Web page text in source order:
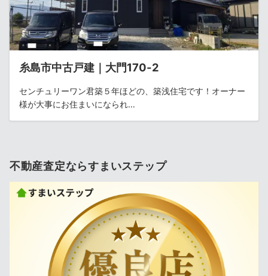
糸島市中古戸建｜大門170-2
センチュリーワン君築５年ほどの、築浅住宅です！オーナー
様が大事にお住まいになられ…
不動産査定ならすまいステップ